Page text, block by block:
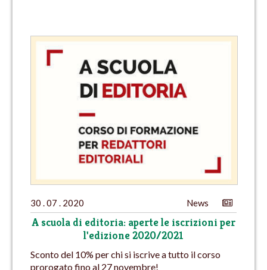
30 . 07 . 2020 News
A scuola di editoria: aperte le iscrizioni per
l'edizione 2020/2021
Sconto del 10% per chi si iscrive a tutto il corso
prorogato fino al 27 novembre!